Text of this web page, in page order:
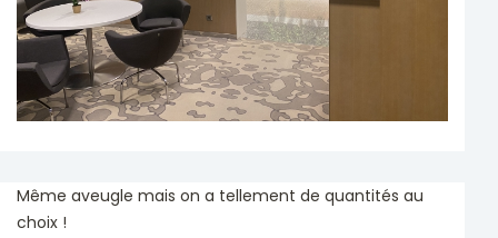
Même aveugle mais on a tellement de quantités au
choix !